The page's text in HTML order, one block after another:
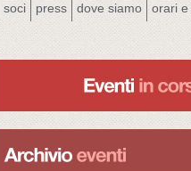
soci press dove siamo orari e